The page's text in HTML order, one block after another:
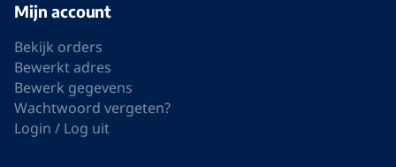
Mijn account
Bekijk orders
Bewerkt adres
Bewerk gegevens
Wachtwoord vergeten?
Login / Log uit